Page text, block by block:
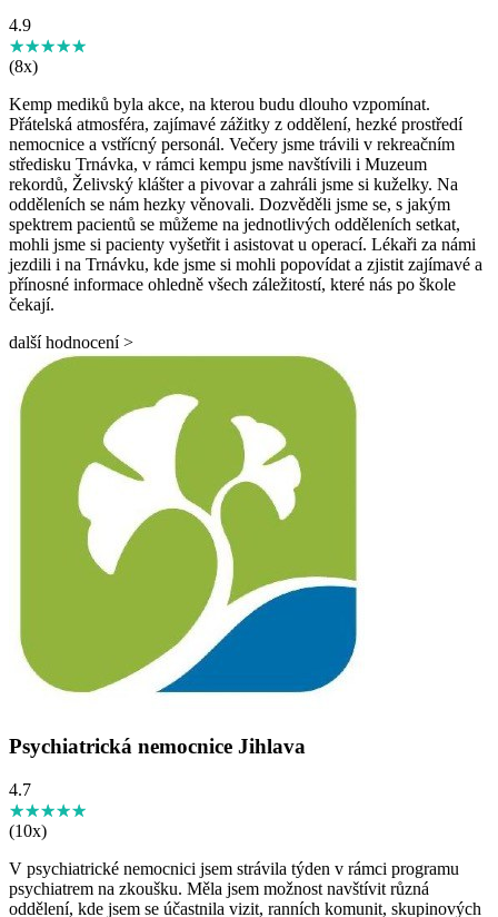
4.9
★★★★★
☆☆☆☆☆
(8x)
Kemp mediků byla akce, na kterou budu dlouho vzpomínat.
Přátelská atmosféra, zajímavé zážitky z oddělení, hezké prostředí
nemocnice a vstřícný personál. Večery jsme trávili v rekreačním
středisku Trnávka, v rámci kempu jsme navštívili i Muzeum
rekordů, Želivský klášter a pivovar a zahráli jsme si kuželky. Na
odděleních se nám hezky věnovali. Dozvěděli jsme se, s jakým
spektrem pacientů se můžeme na jednotlivých odděleních setkat,
mohli jsme si pacienty vyšetřit i asistovat u operací. Lékaři za námi
jezdili i na Trnávku, kde jsme si mohli popovídat a zjistit zajímavé a
přínosné informace ohledně všech záležitostí, které nás po škole
čekají.
další hodnocení >
Psychiatrická nemocnice Jihlava
4.7
★★★★★
☆☆☆☆☆
(10x)
V psychiatrické nemocnici jsem strávila týden v rámci programu
psychiatrem na zkoušku. Měla jsem možnost navštívit různá
oddělení, kde jsem se účastnila vizit, ranních komunit, skupinových